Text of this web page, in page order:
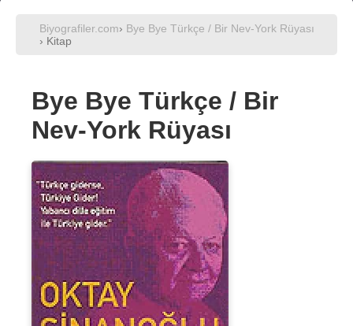
Biyografiler.com› Bye Bye Türkçe / Bir Nev-York Rüyası
› Kitap
Bye Bye Türkçe / Bir
Nev-York Rüyası